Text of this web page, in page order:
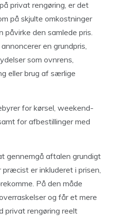
privat rengøring, er det
på skjulte omkostninger
den samlede pris.
en grundpris,
som ovnrens,
eller brug af særlige
for kørsel, weekend-
for afbestillinger med
gennemgå aftalen grundigt
er inkluderet i prisen,
På den måde
og får et mere
privat rengøring reelt